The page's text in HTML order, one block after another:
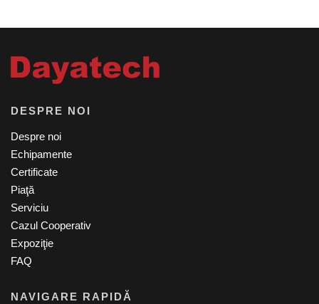
DESPRE NOI
Despre noi
Echipamente
Certificate
Piaţă
Serviciu
Cazul Cooperativ
Expoziţie
FAQ
NAVIGARE RAPIDĂ